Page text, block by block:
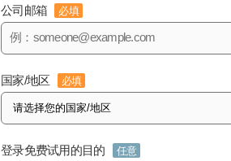
公司邮箱 必填
国家/地区 必填
登录免费试用的目的 任意